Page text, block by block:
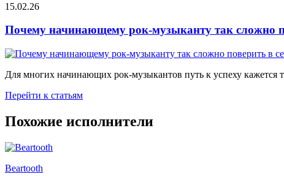
15.02.26
Почему начинающему рок-музыканту так сложно
Для многих начинающих рок-музыкантов путь к успеху
Перейти к статьям
Похожие исполнители
Beartooth